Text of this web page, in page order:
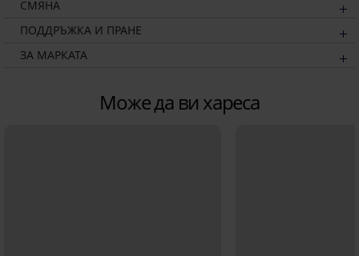
СМЯНА
ПОДДРЪЖКА И ПРАНЕ
ЗА МАРКАТА
Може да ви хареса